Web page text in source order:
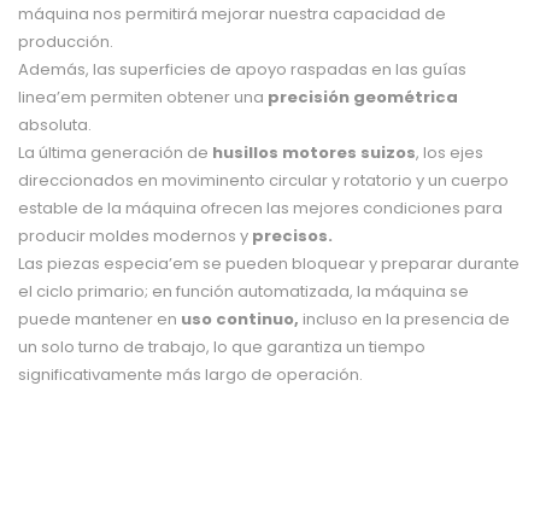
máquina nos permitirá mejorar nuestra capacidad de
producción.
Además, las superficies de apoyo raspadas en las guías
linea’em permiten obtener una precisión geométrica
absoluta.
La última generación de husillos motores suizos, los ejes
direccionados en moviminento circular y rotatorio y un cuerpo
estable de la máquina ofrecen las mejores condiciones para
producir moldes modernos y precisos.
Las piezas especia’em se pueden bloquear y preparar durante
el ciclo primario; en función automatizada, la máquina se
puede mantener en uso continuo, incluso en la presencia de
un solo turno de trabajo, lo que garantiza un tiempo
significativamente más largo de operación.